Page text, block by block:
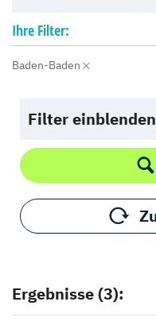
Ihre Filter:
Baden-Baden
Filter einblenden
Ergebnisse (3):